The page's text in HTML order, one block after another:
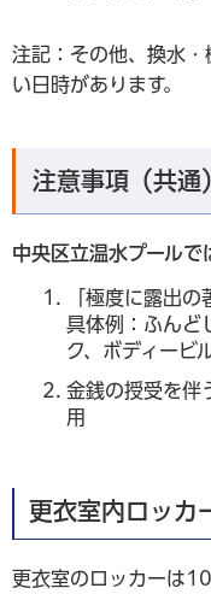
注記：その他、換水
い日時があります。
注意事項（共通
中央区立温水プールで
「極度に露出
具体例：ふんど
ク、ボディービ
金銭の授受を伴
用
更衣室内ロッカ
更衣室のロッカーは